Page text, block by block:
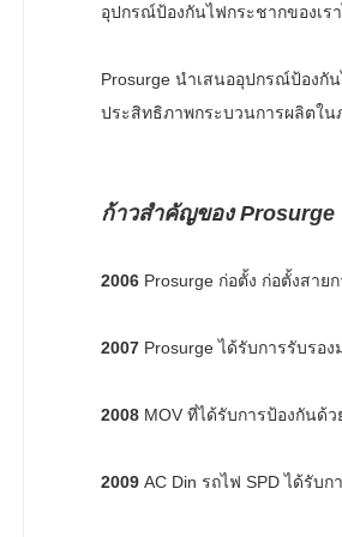
อุปกรณ์ป้องกันไฟกระชากของเร
Prosurge นำเสนออุปกรณ์ป้องกั
ประสิทธิภาพกระบวนการผลิตใ
ก้าวสำคัญของ Prosurge
2006 Prosurge ก่อตั้ง ก่อตั้งสา
2007 Prosurge ได้รับการรับรอ
2008 MOV ที่ได้รับการป้องกันด้
2009 AC Din รถไฟ SPD ได้รับ